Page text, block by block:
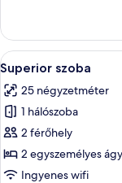
A
következő
szoba
összes
képének
megtekintése:
Superior
11
Superior szoba
25 négyzetméter
1 hálószoba
2 férőhely
2 egyszemélyes
Ingyenes wifi